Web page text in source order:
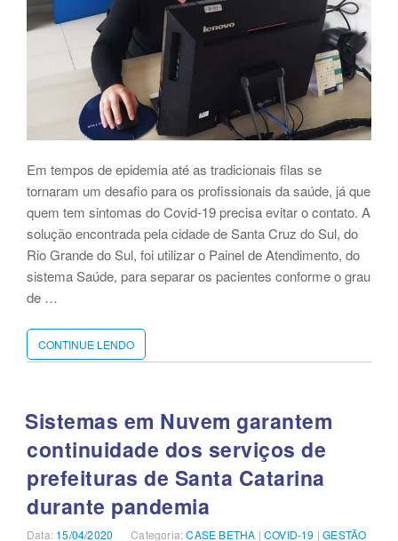
Em tempos de epidemia até as tradicionais filas se
tornaram um desafio para os profissionais da saúde, já que
quem tem sintomas do Covid-19 precisa evitar o contato. A
solução encontrada pela cidade de Santa Cruz do Sul, do
Rio Grande do Sul, foi utilizar o Painel de Atendimento, do
sistema Saúde, para separar os pacientes conforme o grau
de …
CONTINUE LENDO
BETHA
PACIENTES
COM
SINTOMAS
DE
COVID-
19”
Sistemas em Nuvem garantem
continuidade dos serviços de
prefeituras de Santa Catarina
durante pandemia
Data: Publicado
15/04/2020 Categoria:Categorias
CASE BETHA |COVID-19 |GESTÃO